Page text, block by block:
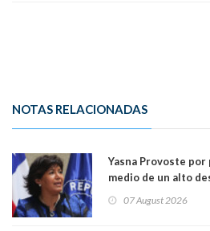
NOTAS RELACIONADAS
Yasna Provoste por
medio de un alto
07 August 2026